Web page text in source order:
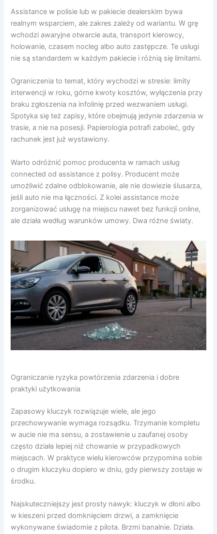
Assistance w polisie lub w pakiecie dealerskim bywa
realnym wsparciem, ale zakres zależy od wariantu. W grę
wchodzi awaryjne otwarcie auta, transport kierowcy,
holowanie, czasem nocleg albo auto zastępcze. Te usługi
nie są standardem w każdym pakiecie i różnią się limitami.
Ograniczenia to temat, który wychodzi w stresie: limity
interwencji w roku, górne kwoty kosztów, wyłączenia przy
braku zgłoszenia na infolinię przed wezwaniem usługi.
Spotyka się też zapisy, które obejmują jedynie zdarzenia w
trasie, a nie na posesji. Papierologia potrafi zaboleć, gdy
rachunek jest już wystawiony.
Warto odróżnić pomoc producenta w ramach usług
connected od assistance z polisy. Producent może
umożliwić zdalne odblokowanie, ale nie dowiezie ślusarza,
jeśli auto nie ma łączności. Z kolei assistance może
zorganizować usługę na miejscu nawet bez funkcji online,
ale działa według warunków umowy. Dwa różne światy.
Ograniczanie ryzyka powtórzenia zdarzenia i dobre
praktyki użytkowania
Zapasowy kluczyk rozwiązuje wiele, ale jego
przechowywanie wymaga rozsądku. Trzymanie kompletu
w aucie nie ma sensu, a zostawienie u zaufanej osoby
często działa lepiej niż chowanie w przypadkowych
miejscach. W praktyce wielu kierowców przypomina sobie
o drugim kluczyku dopiero w dniu, gdy pierwszy zostaje w
środku.
Najskuteczniejszy jest prosty nawyk: kluczyk w dłoni albo
w kieszeni przed domknięciem drzwi, a zamknięcie
wykonywane świadomie z pilota. Brzmi banalnie. Działa.